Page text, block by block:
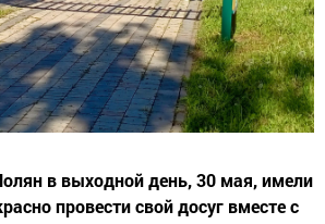
в выходной день, 30 мая, имели
провести свой досуг вместе с